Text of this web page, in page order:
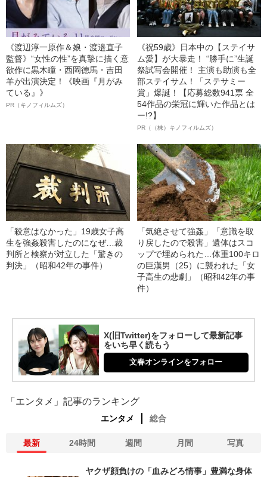
《渡辺淳一原作＆娘・渡邉直子
監督》“女性の性”を真摯に描く意
欲作に黒木瞳・西岡德馬・吉田
羊が出演決定！《映画『月がみ
ている』》
PR（キノフィルムズ）
《祝59歳》日本中の【ステイサ
ム愛】が大暴走！ “勝手に”生誕
祭試写会開催！ 主演も助演も全
部ステイサム！「ステサミー
賞」爆誕！【応募総数941票 全
54作品の栄冠に輝いた作品とは
ー!?】
PR（（株）キノフィルムズ）
「殺意はなかった」19歳女子高
生を強姦殺害したのになぜ…裁
判所と検察が対立した「驚きの
判決」（昭和42年の事件）
「気絶させて強姦」「意識を取
り戻したので殺害」遺体はスコ
ップで埋められた…体重100キロ
の巨漢男（25）に襲われた「女
子高生の悲劇」（昭和42年の事
件）
X(旧Twitter)をフォローして最新記事
をいち早く読もう
文春オンラインをフォロー
「エンタメ」記事のランキング
エンタメ 総合
最新 24時間 週間 月間 写真
ヤクザ顔負けの「血みどろ情事」豊満な身体